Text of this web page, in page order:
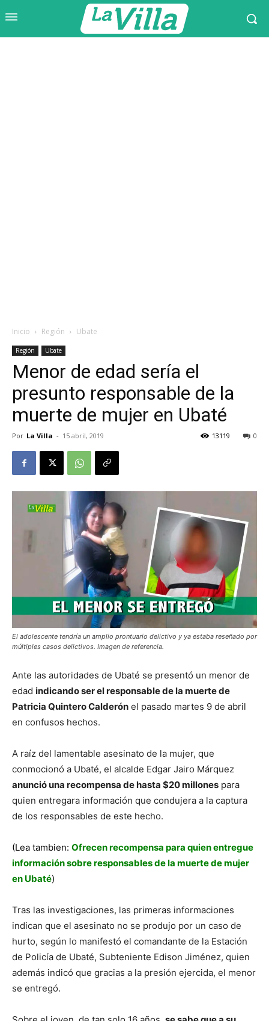
Inicio Región Ubate
Región Ubate
Menor de edad sería el
presunto responsable de la
muerte de mujer en Ubaté
Por La Villa - 15 abril, 2019 0
13119
El adolescente tendría un amplio prontuario delictivo y ya estaba reseñado por
múltiples casos delictivos. Imagen de referencia.
Ante las autoridades de Ubaté se presentó un menor de
edad indicando ser el responsable de la muerte de
Patricia Quintero Calderón el pasado martes 9 de abril
en confusos hechos.
A raíz del lamentable asesinato de la mujer, que
conmocionó a Ubaté, el alcalde Edgar Jairo Márquez
anunció una recompensa de hasta $20 millones para
quien entregara información que condujera a la captura
de los responsables de este hecho.
(Lea tambien: Ofrecen recompensa para quien entregue
información sobre responsables de la muerte de mujer
en Ubaté)
Tras las investigaciones, las primeras informaciones
indican que el asesinato no se produjo por un caso de
hurto, según lo manifestó el comandante de la Estación
de Policía de Ubaté, Subteniente Edison Jiménez, quien
además indicó que gracias a la presión ejercida, el menor
se entregó.